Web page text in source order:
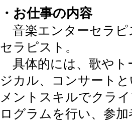
・お仕事の内容
音楽エンターセラピ
セラピスト。
具体的には、歌やト
ジカル、コンサート
メントスキルでクラ
ログラムを行い、参